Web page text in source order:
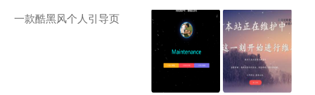
一款酷黑风个人引导页